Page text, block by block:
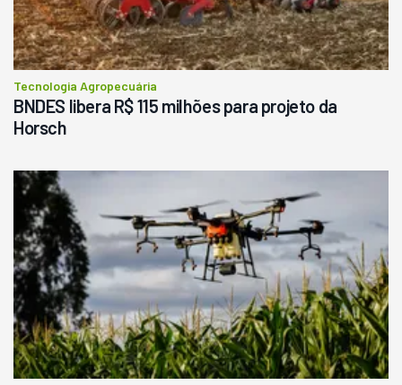
Tecnologia Agropecuária
BNDES libera R$ 115 milhões para projeto da
Horsch